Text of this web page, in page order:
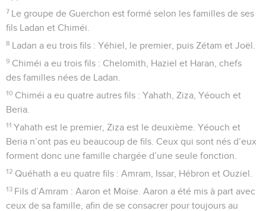
7 Le groupe de Guerchon est formé selon les familles de ses
fils Ladan et Chiméi.
8 Ladan a eu trois fils : Yéhiel, le premier, puis Zétam et Joël.
9 Chiméi a eu trois fils : Chelomith, Haziel et Haran, chefs
des familles nées de Ladan.
10 Chiméi a eu quatre autres fils : Yahath, Ziza, Yéouch et
Beria.
11 Yahath est le premier, Ziza est le deuxième. Yéouch et
Beria n’ont pas eu beaucoup de fils. Ceux qui sont nés d’eux
forment donc une famille chargée d’une seule fonction.
12 Quéhath a eu quatre fils : Amram, Issar, Hébron et Ouziel.
13 Fils d’Amram : Aaron et Moïse. Aaron a été mis à part avec
ceux de sa famille, afin de se consacrer pour toujours au